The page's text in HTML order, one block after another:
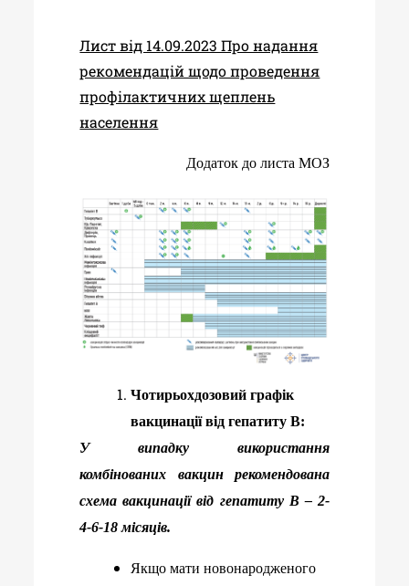
Лист від 14.09.2023 Про надання
рекомендацій щодо проведення
профілактичних щеплень
населення
Додаток до листа МОЗ
Чотирьохдозовий графік
вакцинації від гепатиту В:
У випадку використання
комбінованих вакцин рекомендована
схема вакцинації від гепатиту В – 2-
4-6-18 місяців.
Якщо мати новонародженого